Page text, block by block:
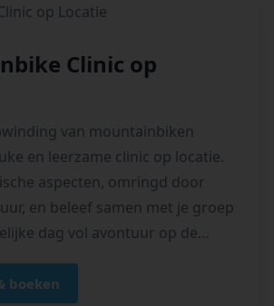
Clinic op
van mountainbiken
en leerzame clinic op locatie.
aspecten, omringd door
en beleef samen met je groep
dag vol avontuur op de
boeken